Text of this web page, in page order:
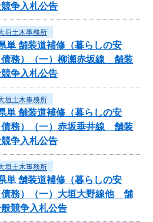
争入札公告
垣土木事務所
舗装道補修（暮らしの安
債務）（一）柳瀬赤坂線 舗装
争入札公告
垣土木事務所
舗装道補修（暮らしの安
債務）（一）赤坂垂井線 舗装
争入札公告
垣土木事務所
舗装道補修（暮らしの安
債務）（一）大垣大野線他 舗
競争入札公告